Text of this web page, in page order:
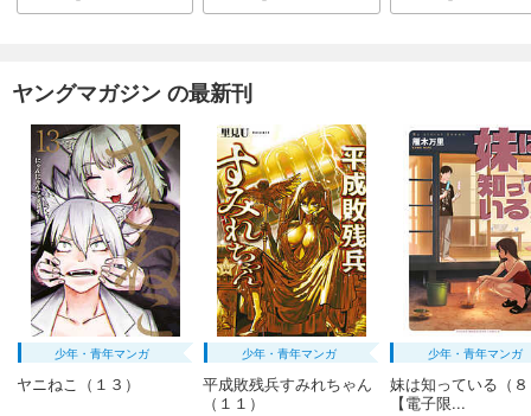
ヤングマガジン の最新刊
少年・青年マンガ
ヤニねこ（１３）
少年・青年マンガ
平成敗残兵すみれちゃん
（１１）
少年・青年マンガ
妹は知っている（
【電子限...